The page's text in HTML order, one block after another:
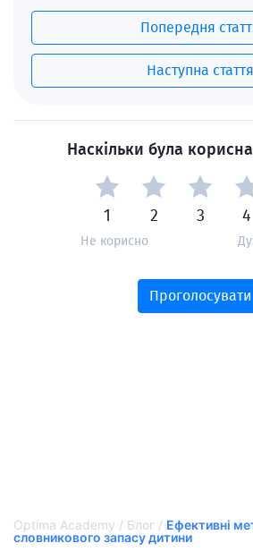
Попередня
Наступна стаття
Наскільки була
1 2 3 4
Не корисно
Проголосувати
Optima Academy / Блог / Ефективні
словникового запасу дитини